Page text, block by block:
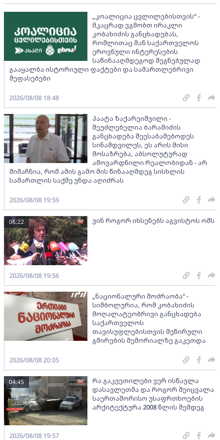
„კოალიცია ცვლილებისთვის“ -
მკაცრად ვგმობთ ირაკლი
კობახიძის განცხადებას,
რომლითაც მან საქართველოს
ეროვნული ინტერესების
საწინააღმდეგოდ შეგნებულად
გააყალბა ისტორიული ფაქტები და სამართლებრივი
შეფასებები
2026/08/08 18:48
პაატა ზაქარეიშვილი -
შეუძლებელია ბარამიძის
განცხადება შეესაბამებოდეს
სინამდვილეს, ეს არის მისი
მოსაზრება, აბსოლუტურად
ამოვარდნილი რეალობიდან - არ
მიმაჩნია, რომ ამის გამო მის წინააღმდეგ სისხლის
სამართლის საქმე უნდა აღიძრას
2026/08/08 19:59
ვინ როგორ იხსენებს აგვისტოს ომს
06:22
2026/08/08 19:56
„ნაციონალური მოძრაობა“ -
სიმბოლურია, რომ კობახიძის
მოღალატეობრივი განცხადება
საქართველოს
თავისუფლებისთვის შეწირული
გმირების მემორიალზე გაკეთდა
2026/08/08 20:05
რა გაკვეთილები ვერ ისწავლა
დასავლეთმა და როგორ შეიცვალა
საერთაშორისო უსაფრთხოების
არქიტექტურა 2008 წლის შემდეგ
04:45
2026/08/08 19:57